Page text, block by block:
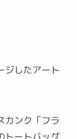
ジしたアート
カンク「フラ